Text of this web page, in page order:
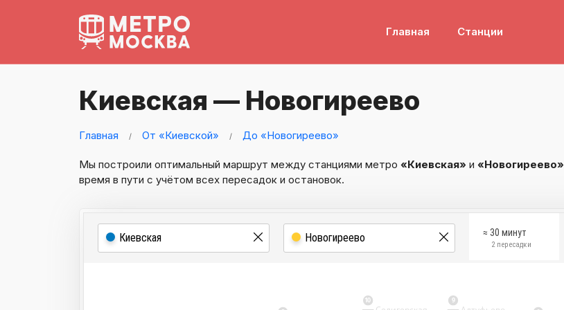
Главная Станции
Киевская — Новогиреево
Главная От «Киевской» До «Новогиреево»
Мы построили оптимальный маршрут между станциями метро «Киевская» и «Новогиреево»
время в пути с учётом всех пересадок и остановок.
≈ 30 минут
2 пересадки
9
10